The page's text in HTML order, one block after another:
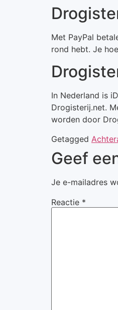
Met PayPal
rond hebt. Je
In Nederland is
Drogisterij.net.
worden door
Getagged
Geef
Je e-mailadres
Reactie *